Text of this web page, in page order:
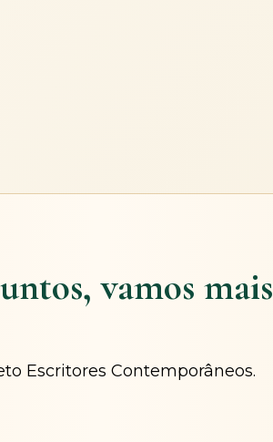
vamos mais
Escritores Contemporâneos.